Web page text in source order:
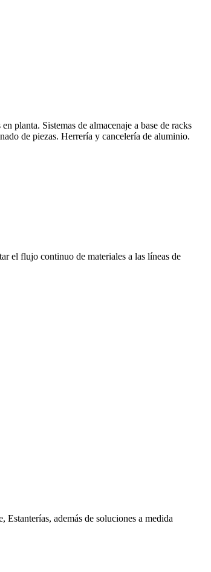
planta. Sistemas de almacenaje a base de racks
de piezas. Herrería y cancelería de aluminio.
el flujo continuo de materiales a las líneas de
además de soluciones a medida